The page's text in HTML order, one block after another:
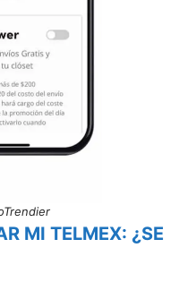
MI TELMEX: ¿SE